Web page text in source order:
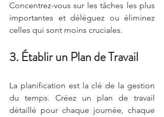
Concentrez-vous sur les tâches les plus
importantes et déléguez ou éliminez
celles qui sont moins cruciales.
3. Établir un Plan de Travail
La planification est la clé de la gestion
du temps. Créez un plan de travail
détaillé pour chaque journée, chaque